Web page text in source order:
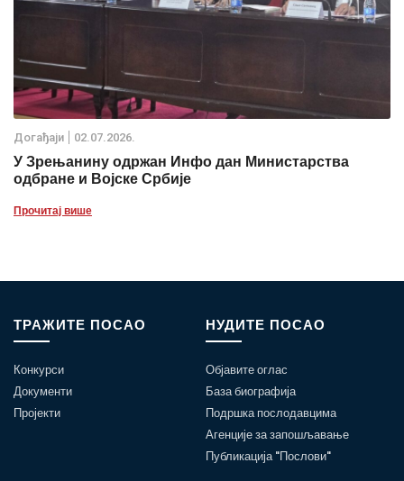
Дoгађаjи 02.07.2026.
У Зрењанину одржан Инфо дан Министарства
одбране и Војске Србије
Прочитај више
ТРАЖИТЕ ПОСАО
Конкурси
Документи
Пројекти
НУДИТЕ ПОСАО
Објавите оглас
База биографија
Подршка послодавцима
Агенције за запошљавање
Публикација "Послови"